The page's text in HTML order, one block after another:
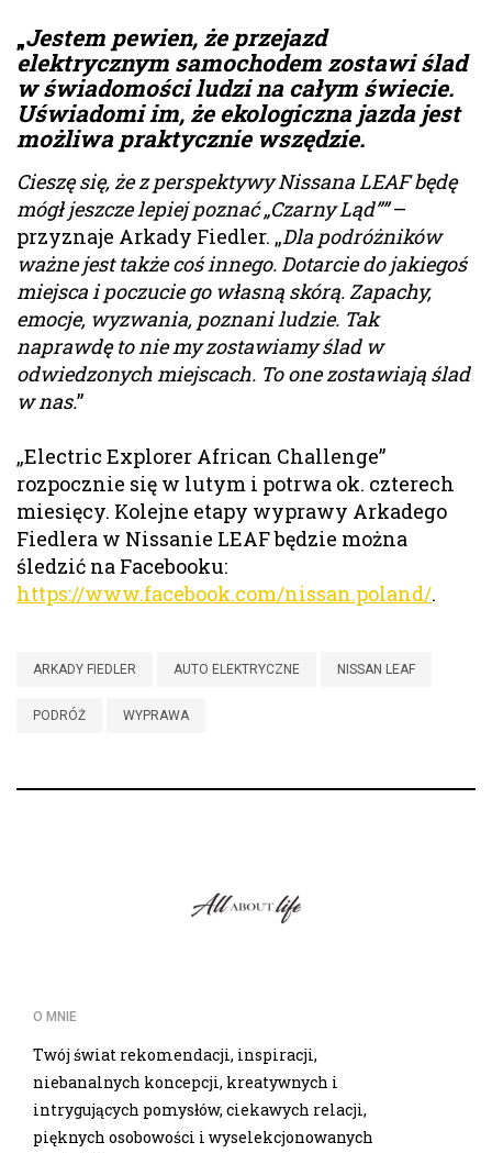
„Jestem pewien, że przejazd
elektrycznym samochodem zostawi ślad
w świadomości ludzi na całym świecie.
Uświadomi im, że ekologiczna jazda jest
możliwa praktycznie wszędzie.
Cieszę się, że z perspektywy Nissana LEAF będę
mógł jeszcze lepiej poznać „Czarny Ląd””–
przyznaje Arkady Fiedler. „Dla podróżników
ważne jest także coś innego. Dotarcie do jakiegoś
miejsca i poczucie go własną skórą. Zapachy,
emocje, wyzwania, poznani ludzie. Tak
naprawdę to nie my zostawiamy ślad w
odwiedzonych miejscach. To one zostawiają ślad
w nas.”
„Electric Explorer African Challenge”
rozpocznie się w lutym i potrwa ok. czterech
miesięcy. Kolejne etapy wyprawy Arkadego
Fiedlera w Nissanie LEAF będzie można
śledzić na Facebooku:
https://www.facebook.com/nissan.poland/.
ARKADY FIEDLER AUTO ELEKTRYCZNE NISSAN LEAF
PODRÓŻ WYPRAWA
O MNIE
Twój świat rekomendacji, inspiracji,
niebanalnych koncepcji, kreatywnych i
intrygujących pomysłów, ciekawych relacji,
pięknych osobowości i wyselekcjonowanych